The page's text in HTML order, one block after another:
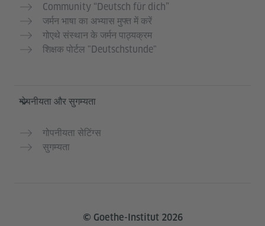
Community “Deutsch für dich”
जर्मन भाषा का अभ्यास मुफ्त में करें
गोएथे संस्थान के जर्मन पाठ्यक्रम
शिक्षक पोर्टल "Deutschstunde"
गोपनीयता और सुगम्यता
गोपनीयता सेटिंग्स
सुगम्यता
© Goethe-Institut 2026